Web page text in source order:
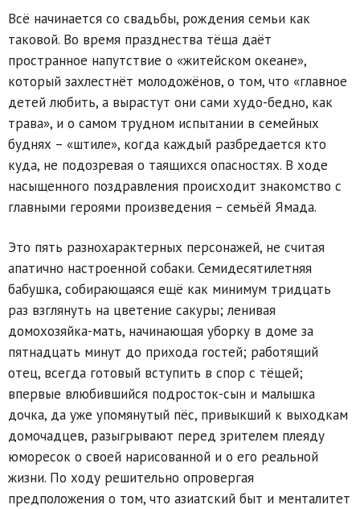
Всё начинается со свадьбы, рождения семьи как
таковой. Во время празднества тёща даёт
пространное напутствие о «житейском океане»,
который захлестнёт молодожёнов, о том, что «главное
детей любить, а вырастут они сами худо-бедно, как
трава», и о самом трудном испытании в семейных
буднях – «штиле», когда каждый разбредается кто
куда, не подозревая о таящихся опасностях. В ходе
насыщенного поздравления происходит знакомство с
главными героями произведения – семьёй Ямада.
Это пять разнохарактерных персонажей, не считая
апатично настроенной собаки. Семидесятилетняя
бабушка, собирающаяся ещё как минимум тридцать
раз взглянуть на цветение сакуры; ленивая
домохозяйка-мать, начинающая уборку в доме за
пятнадцать минут до прихода гостей; работящий
отец, всегда готовый вступить в спор с тёщей;
впервые влюбившийся подросток-сын и малышка
дочка, да уже упомянутый пёс, привыкший к выходкам
домочадцев, разыгрывают перед зрителем плеяду
юморесок о своей нарисованной и о его реальной
жизни. По ходу решительно опровергая
предположения о том, что азиатский быт и менталитет